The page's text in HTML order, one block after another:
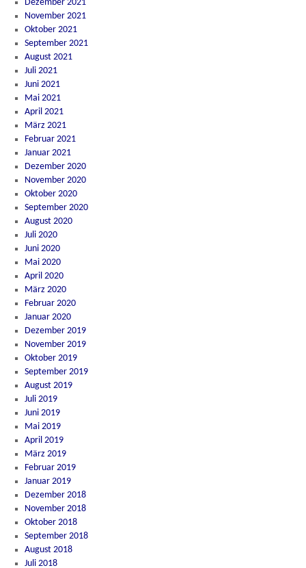
Dezember 2021
November 2021
Oktober 2021
September 2021
August 2021
Juli 2021
Juni 2021
Mai 2021
April 2021
März 2021
Februar 2021
Januar 2021
Dezember 2020
November 2020
Oktober 2020
September 2020
August 2020
Juli 2020
Juni 2020
Mai 2020
April 2020
März 2020
Februar 2020
Januar 2020
Dezember 2019
November 2019
Oktober 2019
September 2019
August 2019
Juli 2019
Juni 2019
Mai 2019
April 2019
März 2019
Februar 2019
Januar 2019
Dezember 2018
November 2018
Oktober 2018
September 2018
August 2018
Juli 2018